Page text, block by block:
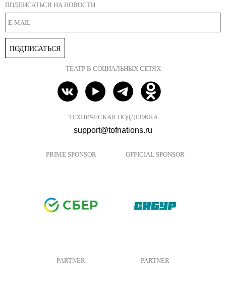
ПОДПИСАТЬСЯ НА НОВОСТИ
ПОДПИСАТЬСЯ
ТЕАТР В СОЦИАЛЬНЫХ СЕТЯХ
ТЕХНИЧЕСКАЯ ПОДДЕРЖКА
support@tofnations.ru
PRIME SPONSOR OFFICIAL SPONSOR
PARTNER PARTNER